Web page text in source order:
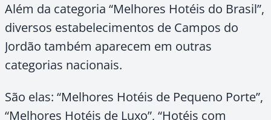
Além da categoria “Melhores Hotéis do Brasil”,
diversos estabelecimentos de Campos do
Jordão também aparecem em outras
categorias nacionais.
São elas: “Melhores Hotéis de Pequeno Porte”,
“Melhores Hotéis de Luxo”, “Hotéis com